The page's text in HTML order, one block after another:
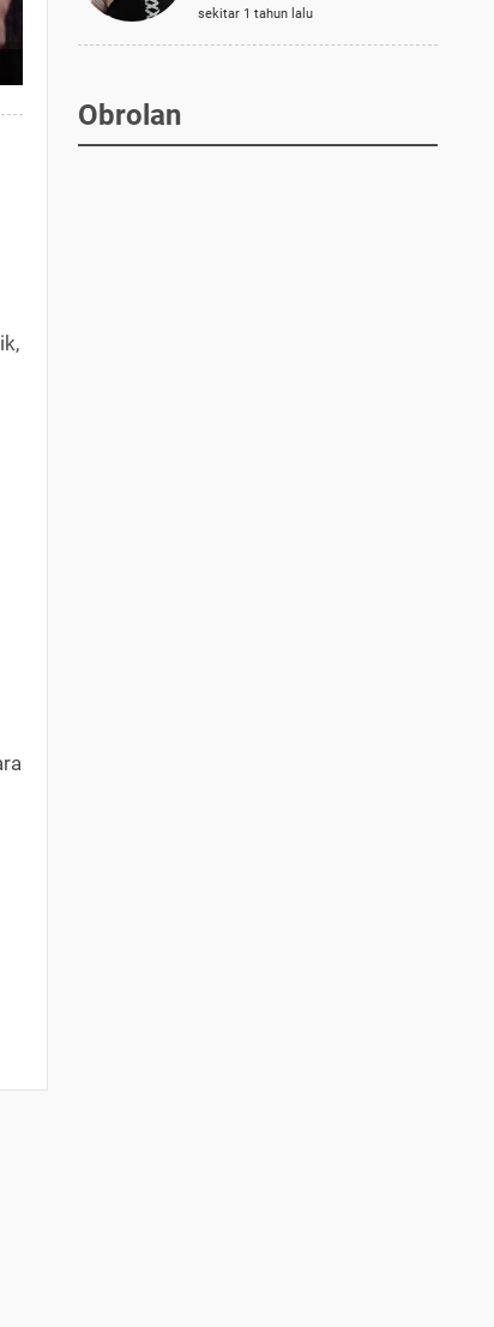
hingga Menjadi Rapper Top
10 Thailand
sekitar 1 tahun lalu
Obrolan